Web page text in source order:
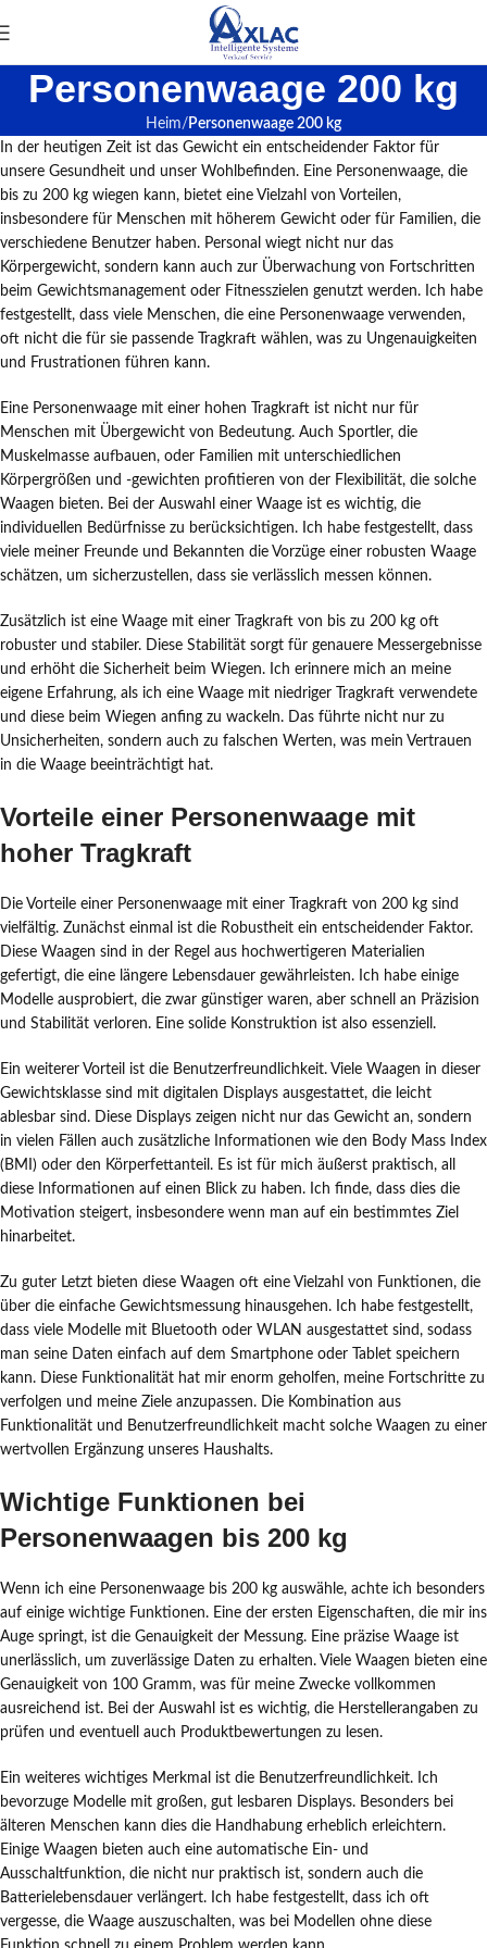
Personenwaage 200 kg
Heim
Personenwaage 200 kg
In der heutigen Zeit ist das Gewicht ein entscheidender Faktor für
unsere Gesundheit und unser Wohlbefinden. Eine Personenwaage, die
bis zu 200 kg wiegen kann, bietet eine Vielzahl von Vorteilen,
insbesondere für Menschen mit höherem Gewicht oder für Familien, die
verschiedene Benutzer haben. Personal wiegt nicht nur das
Körpergewicht, sondern kann auch zur Überwachung von Fortschritten
beim Gewichtsmanagement oder Fitnesszielen genutzt werden. Ich habe
festgestellt, dass viele Menschen, die eine Personenwaage verwenden,
oft nicht die für sie passende Tragkraft wählen, was zu Ungenauigkeiten
und Frustrationen führen kann.
Eine Personenwaage mit einer hohen Tragkraft ist nicht nur für
Menschen mit Übergewicht von Bedeutung. Auch Sportler, die
Muskelmasse aufbauen, oder Familien mit unterschiedlichen
Körpergrößen und -gewichten profitieren von der Flexibilität, die solche
Waagen bieten. Bei der Auswahl einer Waage ist es wichtig, die
individuellen Bedürfnisse zu berücksichtigen. Ich habe festgestellt, dass
viele meiner Freunde und Bekannten die Vorzüge einer robusten Waage
schätzen, um sicherzustellen, dass sie verlässlich messen können.
Zusätzlich ist eine Waage mit einer Tragkraft von bis zu 200 kg oft
robuster und stabiler. Diese Stabilität sorgt für genauere Messergebnisse
und erhöht die Sicherheit beim Wiegen. Ich erinnere mich an meine
eigene Erfahrung, als ich eine Waage mit niedriger Tragkraft verwendete
und diese beim Wiegen anfing zu wackeln. Das führte nicht nur zu
Unsicherheiten, sondern auch zu falschen Werten, was mein Vertrauen
in die Waage beeinträchtigt hat.
Vorteile einer Personenwaage mit
hoher Tragkraft
Die Vorteile einer Personenwaage mit einer Tragkraft von 200 kg sind
vielfältig. Zunächst einmal ist die Robustheit ein entscheidender Faktor.
Diese Waagen sind in der Regel aus hochwertigeren Materialien
gefertigt, die eine längere Lebensdauer gewährleisten. Ich habe einige
Modelle ausprobiert, die zwar günstiger waren, aber schnell an Präzision
und Stabilität verloren. Eine solide Konstruktion ist also essenziell.
Ein weiterer Vorteil ist die Benutzerfreundlichkeit. Viele Waagen in dieser
Gewichtsklasse sind mit digitalen Displays ausgestattet, die leicht
ablesbar sind. Diese Displays zeigen nicht nur das Gewicht an, sondern
in vielen Fällen auch zusätzliche Informationen wie den Body Mass Index
(BMI) oder den Körperfettanteil. Es ist für mich äußerst praktisch, all
diese Informationen auf einen Blick zu haben. Ich finde, dass dies die
Motivation steigert, insbesondere wenn man auf ein bestimmtes Ziel
hinarbeitet.
Zu guter Letzt bieten diese Waagen oft eine Vielzahl von Funktionen, die
über die einfache Gewichtsmessung hinausgehen. Ich habe festgestellt,
dass viele Modelle mit Bluetooth oder WLAN ausgestattet sind, sodass
man seine Daten einfach auf dem Smartphone oder Tablet speichern
kann. Diese Funktionalität hat mir enorm geholfen, meine Fortschritte zu
verfolgen und meine Ziele anzupassen. Die Kombination aus
Funktionalität und Benutzerfreundlichkeit macht solche Waagen zu einer
wertvollen Ergänzung unseres Haushalts.
Wichtige Funktionen bei
Personenwaagen bis 200 kg
Wenn ich eine Personenwaage bis 200 kg auswähle, achte ich besonders
auf einige wichtige Funktionen. Eine der ersten Eigenschaften, die mir ins
Auge springt, ist die Genauigkeit der Messung. Eine präzise Waage ist
unerlässlich, um zuverlässige Daten zu erhalten. Viele Waagen bieten eine
Genauigkeit von 100 Gramm, was für meine Zwecke vollkommen
ausreichend ist. Bei der Auswahl ist es wichtig, die Herstellerangaben zu
prüfen und eventuell auch Produktbewertungen zu lesen.
Ein weiteres wichtiges Merkmal ist die Benutzerfreundlichkeit. Ich
bevorzuge Modelle mit großen, gut lesbaren Displays. Besonders bei
älteren Menschen kann dies die Handhabung erheblich erleichtern.
Einige Waagen bieten auch eine automatische Ein- und
Ausschaltfunktion, die nicht nur praktisch ist, sondern auch die
Batterielebensdauer verlängert. Ich habe festgestellt, dass ich oft
vergesse, die Waage auszuschalten, was bei Modellen ohne diese